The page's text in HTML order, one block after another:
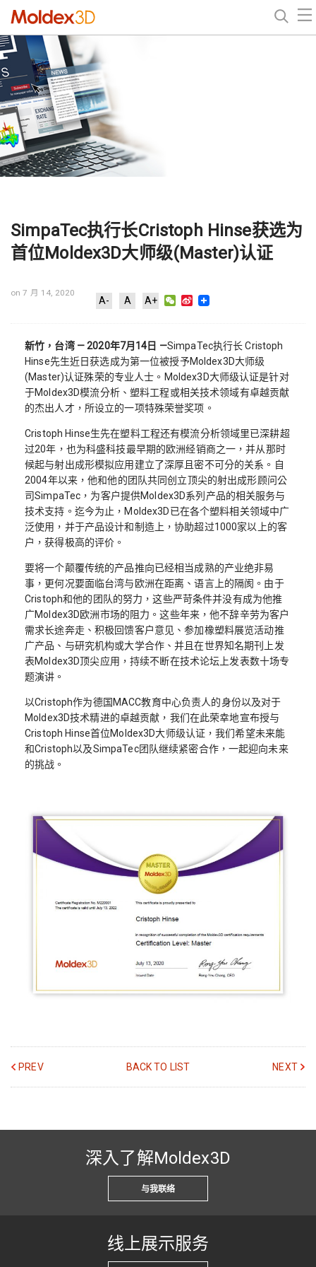
SimpaTec执行长Cristoph Hinse获选为
首位Moldex3D大师级(Master)认证
on 7 月 14, 2020
A- A A+ WeChat
Sina
新竹，台湾 — 2020年7月14日 —SimpaTec执行长 Cristoph
Hinse先生近日获选成为第一位被授予Moldex3D大师级
(Master)认证殊荣的专业人士。Moldex3D大师级认证是针对
于Moldex3D模流分析、塑料工程或相关技术领域有卓越贡献
的杰出人才，所设立的一项特殊荣誉奖项。
Cristoph Hinse生先在塑料工程还有模流分析领域里已深耕超
过20年，也为科盛科技最早期的欧洲经销商之一，并从那时
候起与射出成形模拟应用建立了深厚且密不可分的关系。自
2004年以来，他和他的团队共同创立顶尖的射出成形顾问公
司SimpaTec，为客户提供Moldex3D系列产品的相关服务与
技术支持。迄今为止，Moldex3D已在各个塑料相关领域中广
泛使用，并于产品设计和制造上，协助超过1000家以上的客
户，获得极高的评价。
要将一个颠覆传统的产品推向已经相当成熟的产业绝非易
事，更何况要面临台湾与欧洲在距离、语言上的隔阂。由于
Cristoph和他的团队的努力，这些严苛条件并没有成为他推
广Moldex3D欧洲市场的阻力。这些年来，他不辞辛劳为客户
需求长途奔走、积极回馈客户意见、参加橡塑料展览活动推
广产品、与研究机构或大学合作、并且在世界知名期刊上发
表Moldex3D顶尖应用，持续不断在技术论坛上发表数十场专
题演讲。
以Cristoph作为德国MACC教育中心负责人的身份以及对于
Moldex3D技术精进的卓越贡献，我们在此荣幸地宣布授与
Cristoph Hinse首位Moldex3D大师级认证，我们希望未来能
和Cristoph以及SimpaTec团队继续紧密合作，一起迎向未来
的挑战。
PREV BACK TO LIST NEXT
深入了解Moldex3D
与我联络
线上展示服务